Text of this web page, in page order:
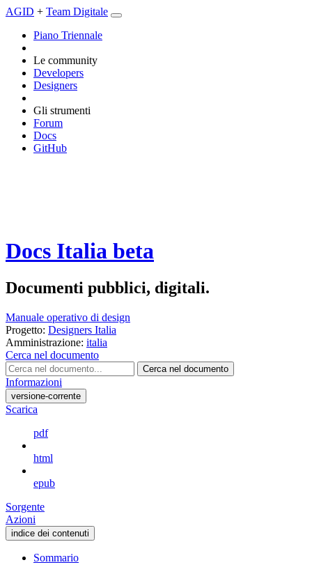
AGID + Team Digitale
Piano Triennale
Le community
Developers
Designers
Gli strumenti
Forum
Docs
GitHub
Docs Italia beta
Documenti pubblici, digitali.
Manuale operativo di design
Progetto: Designers Italia
Amministrazione: italia
Cerca nel documento
Cerca nel documento
Informazioni
versione-corrente
Scarica
pdf
html
epub
Sorgente
Azioni
indice dei contenuti
Sommario